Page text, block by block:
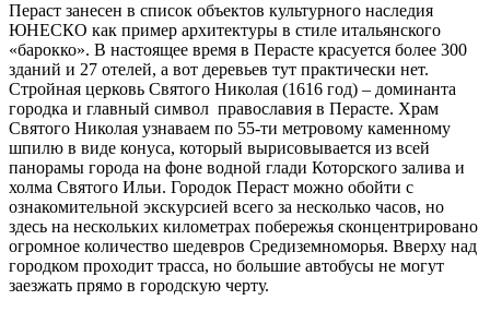
Пераст занесен в список объектов культурного наследия
ЮНЕСКО как пример архитектуры в стиле итальянского
«барокко». В настоящее время в Перасте красуется более 300
зданий и 27 отелей, а вот деревьев тут практически нет.
Стройная церковь Святого Николая (1616 год) – доминанта
городка и главный символ православия в Перасте. Храм
Святого Николая узнаваем по 55-ти метровому каменному
шпилю в виде конуса, который вырисовывается из всей
панорамы города на фоне водной глади Которского залива и
холма Святого Ильи. Городок Пераст можно обойти с
ознакомительной экскурсией всего за несколько часов, но
здесь на нескольких километрах побережья сконцентрировано
огромное количество шедевров Средиземноморья. Вверху над
городком проходит трасса, но большие автобусы не могут
заезжать прямо в городскую черту.